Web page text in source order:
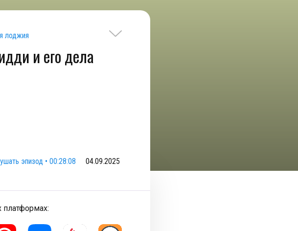
лоджия
и его дела
эпизод • 00:28:08 04.09.2025